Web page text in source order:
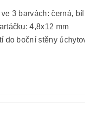
3 barvách: černá,
4,8x12 mm
do boční stěny